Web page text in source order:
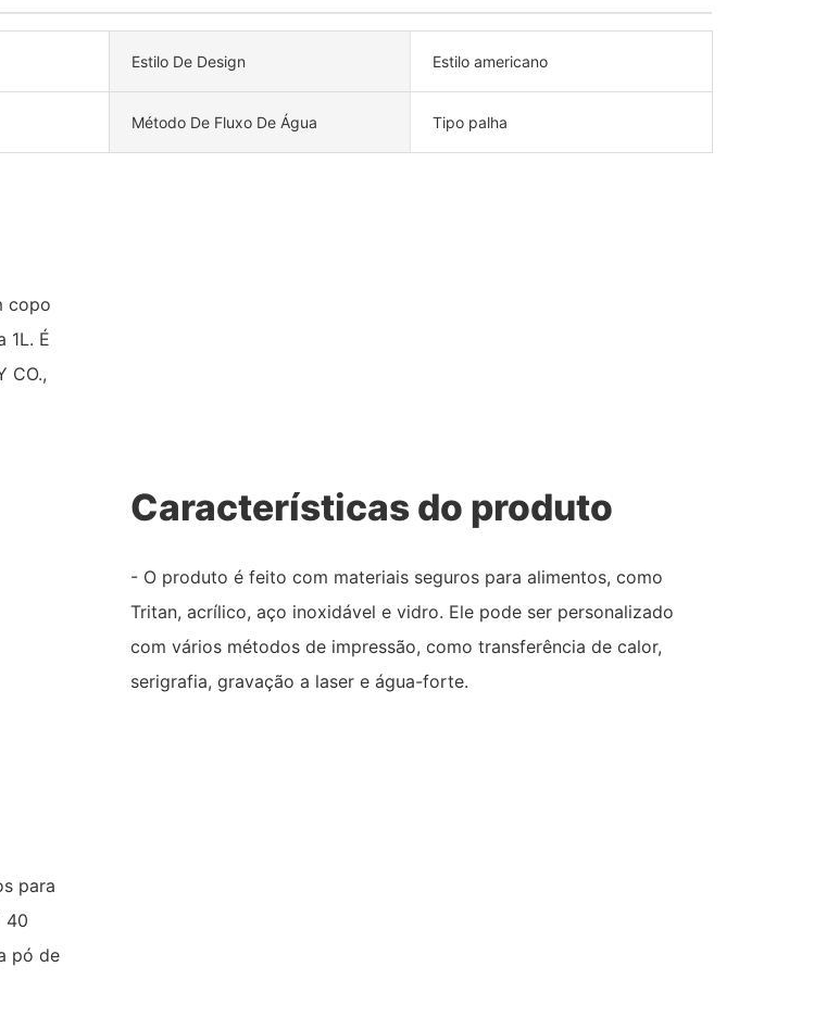
Estilo De Design Estilo americano
Método De Fluxo De Água Tipo palha
copo
1L. É
CO.,
Características do produto
- O produto é feito com materiais seguros para alimentos, como
Tritan, acrílico, aço inoxidável e vidro. Ele pode ser personalizado
com vários métodos de impressão, como transferência de calor,
serigrafia, gravação a laser e água-forte.
para
40
pó de